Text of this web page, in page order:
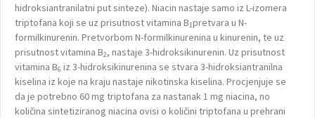
hidroksiantranilatni put sinteze). Niacin nastaje samo iz L-izomera
triptofana koji se uz prisutnost vitamina B1pretvara u N-
formilkinurenin. Pretvorbom N-formilkinurenina u kinurenin, te uz
prisutnost vitamina B2, nastaje 3-hidroksikinurenin. Uz prisutnost
vitamina B6 iz 3-hidroksikinurenina se stvara 3-hidroksiantranilna
kiselina iz koje na kraju nastaje nikotinska kiselina. Procjenjuje se
da je potrebno 60 mg triptofana za nastanak 1 mg niacina, no
količina sintetiziranog niacina ovisi o količini triptofana u prehrani